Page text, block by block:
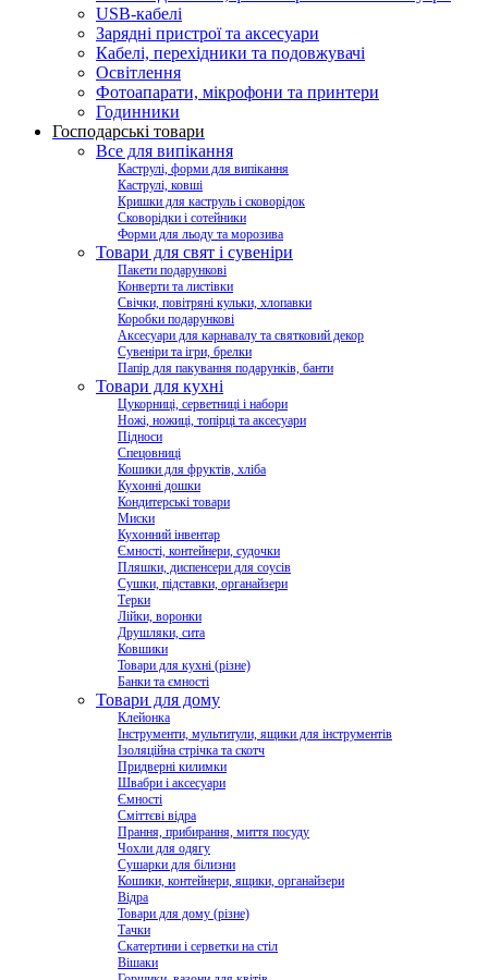
USB-кабелі
Зарядні пристрої та аксесуари
Кабелі, перехідники та подовжувачі
Освітлення
Фотоапарати, мікрофони та принтери
Годинники
Господарські товари
Все для випікання
Каструлі, форми для випікання
Каструлі, ковші
Кришки для каструль і сковорідок
Сковорідки і сотейники
Форми для льоду та морозива
Товари для свят і сувеніри
Пакети подарункові
Конверти та листівки
Свічки, повітряні кульки, хлопавки
Коробки подарункові
Аксесуари для карнавалу та святковий декор
Сувеніри та ігри, брелки
Папір для пакування подарунків, банти
Товари для кухні
Цукорниці, серветниці і набори
Ножі, ножиці, топірці та аксесуари
Підноси
Спецовниці
Кошики для фруктів, хліба
Кухонні дошки
Кондитерські товари
Миски
Кухонний інвентар
Ємності, контейнери, судочки
Пляшки, диспенсери для соусів
Сушки, підставки, органайзери
Терки
Лійки, воронки
Друшляки, сита
Ковшики
Товари для кухні (різне)
Банки та ємності
Товари для дому
Клейонка
Інструменти, мультитули, ящики для інструментів
Ізоляційна стрічка та скотч
Придверні килимки
Швабри і аксесуари
Ємності
Сміттєві відра
Прання, прибирання, миття посуду
Чохли для одягу
Сушарки для білизни
Кошики, контейнери, ящики, органайзери
Відра
Товари для дому (різне)
Тачки
Скатертини і серветки на стіл
Вішаки